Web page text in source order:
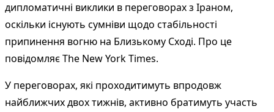
дипломатичні виклики в переговорах з Іраном,
оскільки існують сумніви щодо стабільності
припинення вогню на Близькому Сході. Про це
повідомляє The New York Times.
У переговорах, які проходитимуть впродовж
найближчих двох тижнів, активно братимуть участь